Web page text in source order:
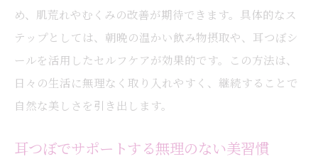
め、肌荒れやむくみの改善が期待できます。具体的なス
テップとしては、朝晩の温かい飲み物摂取や、耳つぼシ
ールを活用したセルフケアが効果的です。この方法は、
日々の生活に無理なく取り入れやすく、継続することで
自然な美しさを引き出します。
耳つぼでサポートする無理のない美習慣